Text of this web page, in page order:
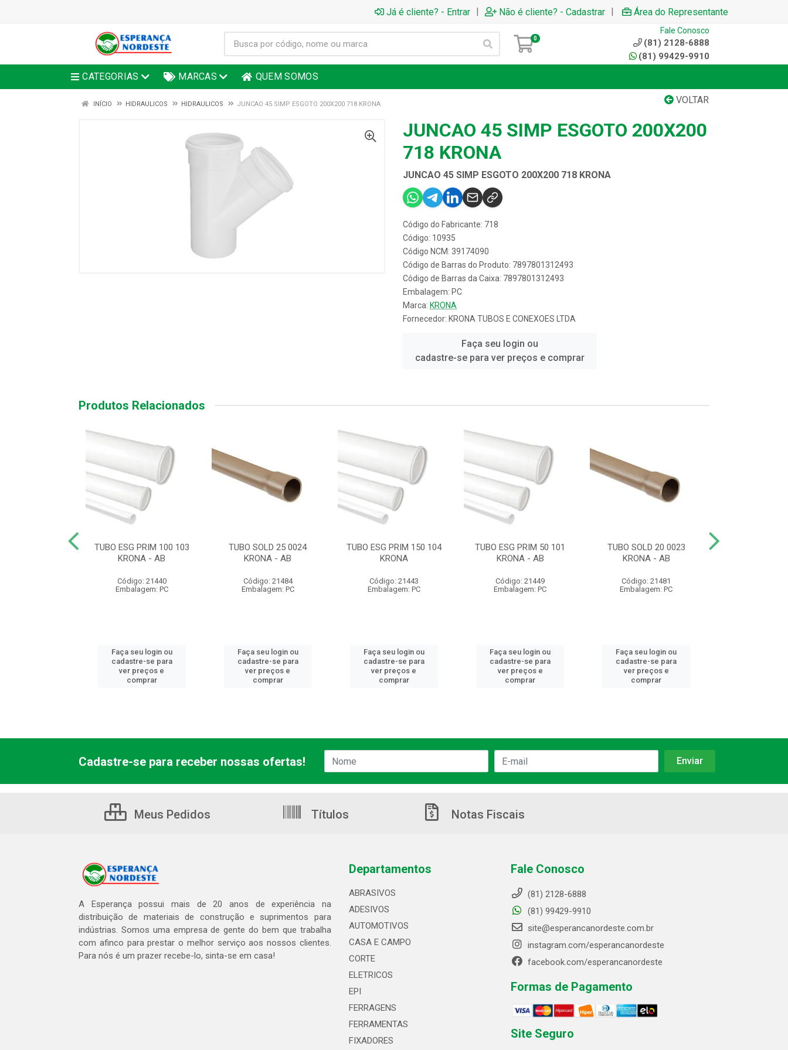
Já é cliente? - Entrar | Não é cliente? - Cadastrar | Área do Representante
0
Fale Conosco
(81) 2128-6888
(81) 99429-9910
CATEGORIAS MARCAS QUEM SOMOS
VOLTAR
INÍCIO HIDRAULICOS HIDRAULICOS JUNCAO 45 SIMP ESGOTO 200X200 718 KRONA
JUNCAO 45 SIMP ESGOTO 200X200
718 KRONA
JUNCAO 45 SIMP ESGOTO 200X200 718 KRONA
Código do Fabricante: 718
Código: 10935
Código NCM: 39174090
Código de Barras do Produto: 7897801312493
Código de Barras da Caixa: 7897801312493
Embalagem: PC
Marca: KRONA
Fornecedor: KRONA TUBOS E CONEXOES LTDA
Faça seu login ou
cadastre-se para ver preços e comprar
Produtos Relacionados
TUBO ESG PRIM 100 103
KRONA - AB
Código: 21440
Embalagem: PC
Faça seu login ou
cadastre-se para
ver preços e
comprar
TUBO SOLD 25 0024
KRONA - AB
Código: 21484
Embalagem: PC
Faça seu login ou
cadastre-se para
ver preços e
comprar
TUBO ESG PRIM 150 104
KRONA
Código: 21443
Embalagem: PC
Faça seu login ou
cadastre-se para
ver preços e
comprar
TUBO ESG PRIM 50 101
KRONA - AB
Código: 21449
Embalagem: PC
Faça seu login ou
cadastre-se para
ver preços e
comprar
TUBO SOLD 20 0023
KRONA - AB
Código: 21481
Embalagem: PC
Faça seu login ou
cadastre-se para
ver preços e
comprar
Cadastre-se para receber nossas ofertas!
Meus Pedidos Títulos Notas Fiscais
A Esperança possui mais de 20 anos de experiência na
distribuição de materiais de construção e suprimentos para
indústrias. Somos uma empresa de gente do bem que trabalha
com afinco para prestar o melhor serviço aos nossos clientes.
Para nós é um prazer recebe-lo, sinta-se em casa!
Departamentos
ABRASIVOS
ADESIVOS
AUTOMOTIVOS
CASA E CAMPO
CORTE
ELETRICOS
EPI
FERRAGENS
FERRAMENTAS
FIXADORES
Fale Conosco
(81) 2128-6888
(81) 99429-9910
site@esperancanordeste.com.br
instagram.com/esperancanordeste
facebook.com/esperancanordeste
Formas de Pagamento
Site Seguro